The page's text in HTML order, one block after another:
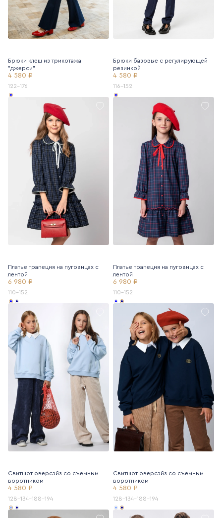
Брюки клеш из трикотажа
"джерси"
4 580 ₽
122-176
Брюки базовые с регулирующей
резинкой
4 580 ₽
116-152
Платье трапеция на пуговицах с
лентой
6 980 ₽
110-152
Платье трапеция на пуговицах с
лентой
6 980 ₽
110-152
Свитшот оверсайз со съемным
воротником
4 580 ₽
128-134-188-194
Свитшот оверсайз со съемным
воротником
4 580 ₽
128-134-188-194